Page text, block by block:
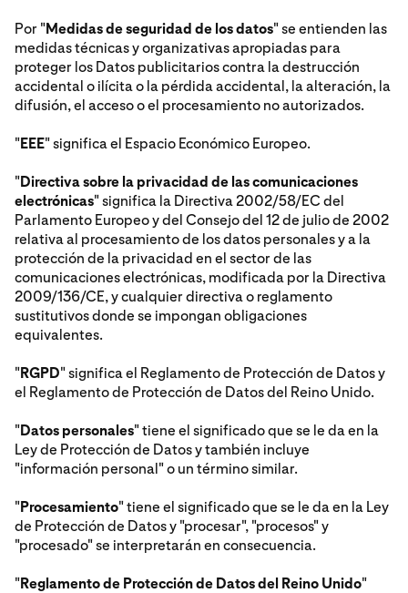
Por "Medidas de seguridad de los datos" se entienden las
medidas técnicas y organizativas apropiadas para
proteger los Datos publicitarios contra la destrucción
accidental o ilícita o la pérdida accidental, la alteración, la
difusión, el acceso o el procesamiento no autorizados.
"EEE" significa el Espacio Económico Europeo.
"Directiva sobre la privacidad de las comunicaciones
electrónicas" significa la Directiva 2002/58/EC del
Parlamento Europeo y del Consejo del 12 de julio de 2002
relativa al procesamiento de los datos personales y a la
protección de la privacidad en el sector de las
comunicaciones electrónicas, modificada por la Directiva
2009/136/CE, y cualquier directiva o reglamento
sustitutivos donde se impongan obligaciones
equivalentes.
"RGPD" significa el Reglamento de Protección de Datos y
el Reglamento de Protección de Datos del Reino Unido.
"Datos personales" tiene el significado que se le da en la
Ley de Protección de Datos y también incluye
"información personal" o un término similar.
"Procesamiento" tiene el significado que se le da en la Ley
de Protección de Datos y "procesar", "procesos" y
"procesado" se interpretarán en consecuencia.
"Reglamento de Protección de Datos del Reino Unido"